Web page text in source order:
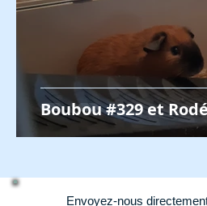
Boubou #329 et
Envoyez-nous